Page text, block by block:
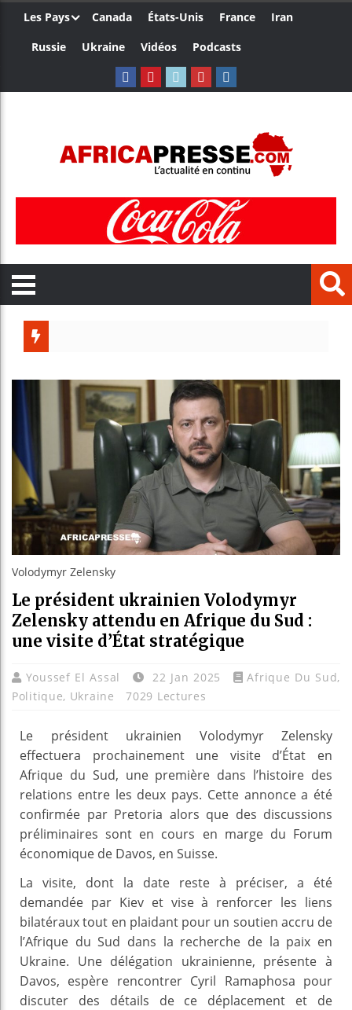
Les Pays Canada États-Unis France
Iran
Russie
Ukraine Vidéos Podcasts
Volodymyr Zelensky
Le président ukrainien Volodymyr
Zelensky attendu en Afrique du Sud :
une visite d’État stratégique
Youssef El Assal 22 Jan 2025 Afrique Du Sud,
Politique, Ukraine 7029 Lectures
Le président ukrainien Volodymyr Zelensky
effectuera prochainement une visite d’État en
Afrique du Sud, une première dans l’histoire des
relations entre les deux pays. Cette annonce a été
confirmée par Pretoria alors que des discussions
préliminaires sont en cours en marge du Forum
économique de Davos, en Suisse.
La visite, dont la date reste à préciser, a été
demandée par Kiev et vise à renforcer les liens
bilatéraux tout en plaidant pour un soutien accru de
l’Afrique du Sud dans la recherche de la paix en
Ukraine. Une délégation ukrainienne, présente à
Davos, espère rencontrer Cyril Ramaphosa pour
discuter des détails de ce déplacement et de